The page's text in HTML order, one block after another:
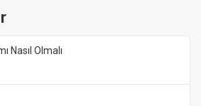
Nasıl Olmalı